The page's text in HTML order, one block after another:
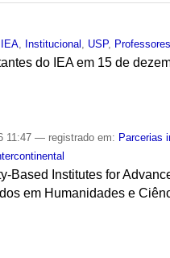
IEA Institucional USP,
do IEA em 15 de
11:47— registrado em: Parcerias
Based Institutes for
em Humanidades e